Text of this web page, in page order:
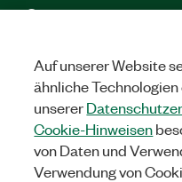
Support
Produktaktivierung
zur Website
Auf unserer Website
ähnliche Technologien
unserer
Cookie-Hinweisen
von Daten und
Verwendung von